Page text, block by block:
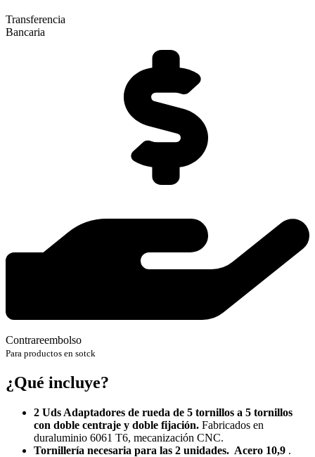
Transferencia
Bancaria
Contrareembolso
Para productos en sotck
¿Qué incluye?
2 Uds Adaptadores de rueda de 5 tornillos a 5 tornillos
con doble centraje y doble fijación. Fabricados en
duraluminio 6061 T6, mecanización CNC.
Tornillería necesaria para las 2 unidades. Acero 10,9 .